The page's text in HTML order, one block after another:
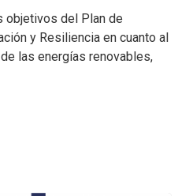
objetivos del Plan de
y Resiliencia en cuanto al
las energías renovables,